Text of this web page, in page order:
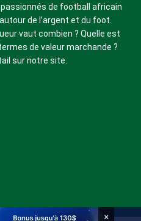
de football africain
de l’argent et du foot.
vaut combien ? Quelle est
de valeur marchande ?
sur notre site.
×